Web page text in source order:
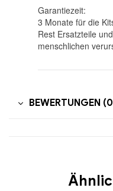
Garantiezeit:
3 Monate für die
Rest Ersatzteile
menschlichen
BEWERTUNGEN